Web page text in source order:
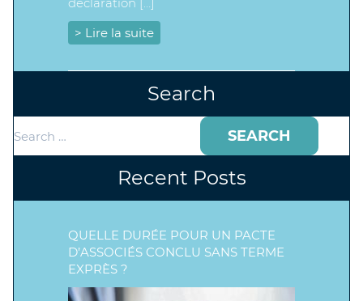
> Lire la suite
Search
for:
Recent Posts
QUELLE DURÉE POUR UN PACTE
D’ASSOCIÉS CONCLU SANS TERME
EXPRÈS ?